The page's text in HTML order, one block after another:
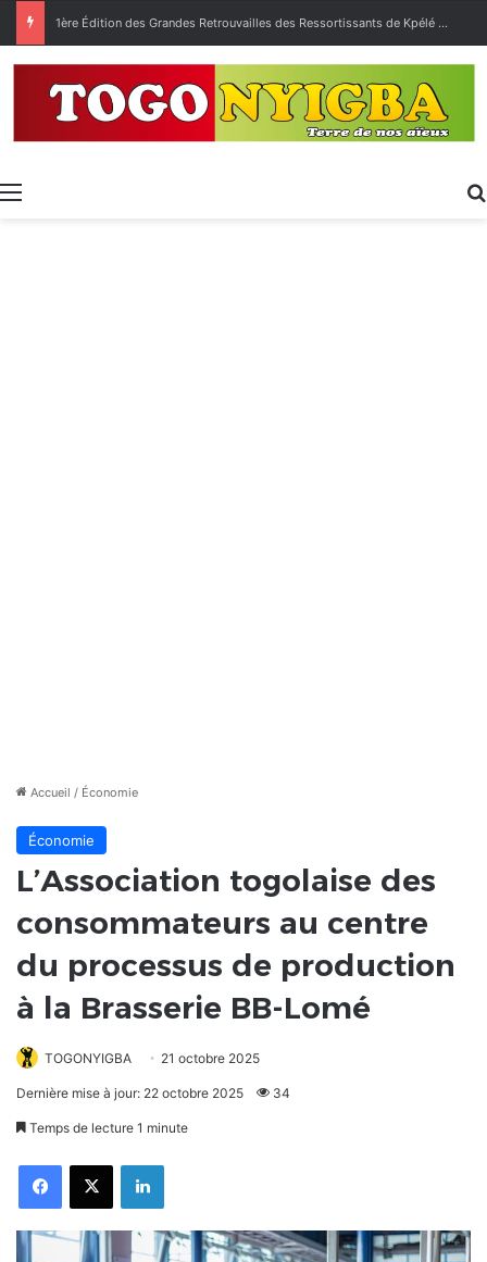
1ère Édition des Grandes Retrouvailles des Ressortissants de Kpélé Govié Apégamé / Sokpé
Menu
Accueil / Économie
Économie
L’Association togolaise des
consommateurs au centre
du processus de production
à la Brasserie BB-Lomé
TOGONYIGBA 21 octobre 2025
Dernière mise à jour: 22 octobre 2025 34
Temps de lecture 1 minute
FacebookX Linkedin